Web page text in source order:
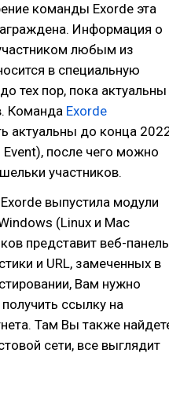
команды Exorde эта
Информация о
любым из
в специальную
тех пор, пока актуальны
Команда Exorde
актуальны до конца
после чего можно
участников.
выпустила модули
(Linux и Mac
представит веб-панель
и URL, замеченных в
Вам нужно
ссылку на
Там Вы также
сети, все выглядит